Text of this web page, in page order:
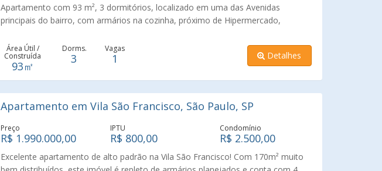
Apartamento com 93 m², 3 dormitórios, localizado em uma das Avenidas
principais do bairro, com armários na cozinha, próximo de Hipermercado,
Rodovia Raposo Tavares, Marginais Pinheiros e Tietê.....
Área Útil /
Construída
93㎡
Dorms.
3
Vagas
1 Detalhes
Apartamento em Vila São Francisco, São Paulo, SP
Preço
R$ 1.990.000,00
IPTU
R$ 800,00
Condomínio
R$ 2.500,00
Excelente apartamento de alto padrão na Vila São Francisco! Com 170m² muito